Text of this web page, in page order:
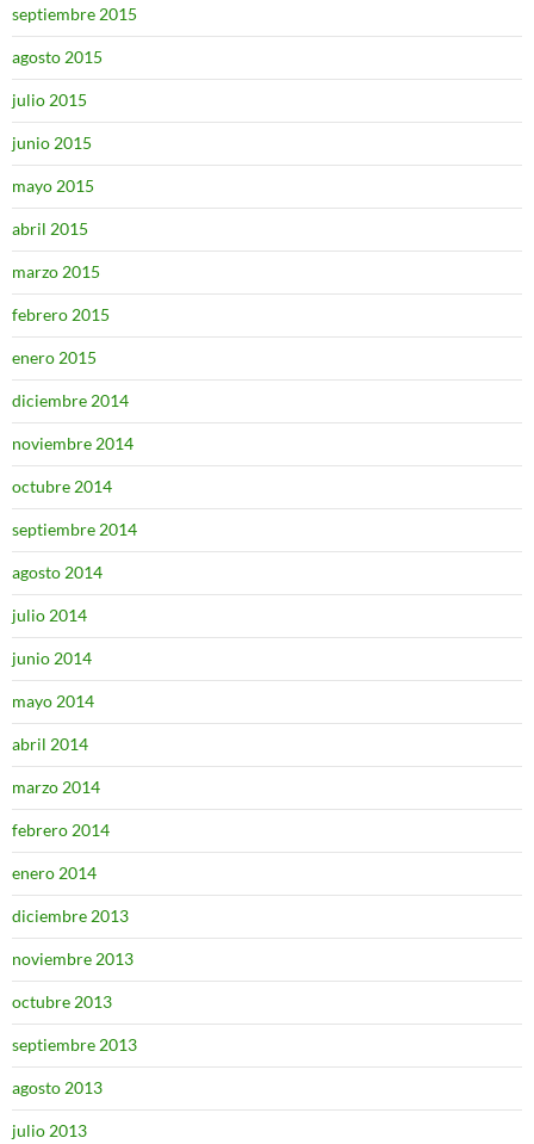
septiembre 2015
agosto 2015
julio 2015
junio 2015
mayo 2015
abril 2015
marzo 2015
febrero 2015
enero 2015
diciembre 2014
noviembre 2014
octubre 2014
septiembre 2014
agosto 2014
julio 2014
junio 2014
mayo 2014
abril 2014
marzo 2014
febrero 2014
enero 2014
diciembre 2013
noviembre 2013
octubre 2013
septiembre 2013
agosto 2013
julio 2013